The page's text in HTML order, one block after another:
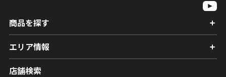
商品を探す
エリア情報
店舗検索